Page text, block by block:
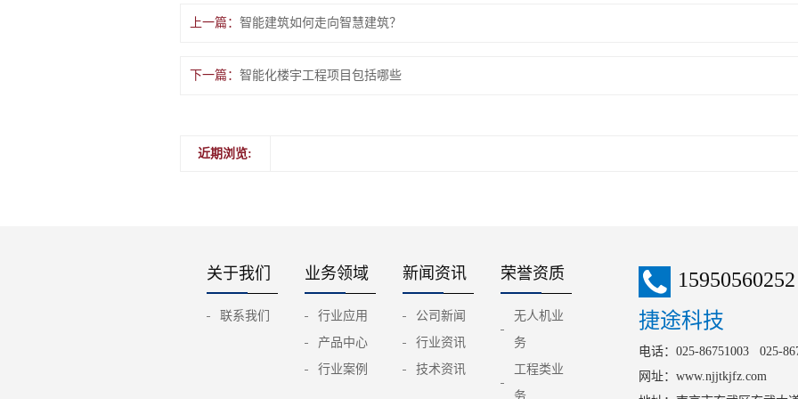
上一篇： 智能建筑如何走向智慧建筑？
下一篇： 智能化楼宇工程项目包括哪些
近期浏览:
关于我们
联系我们
业务领域
行业应用
产品中心
行业案例
新闻资讯
公司新闻
行业资讯
技术资讯
荣誉资质
无人机业
务
工程类业
务
15950560252
捷途科技
电话：025-86751003 025-
网址：www.njjtkjfz.com